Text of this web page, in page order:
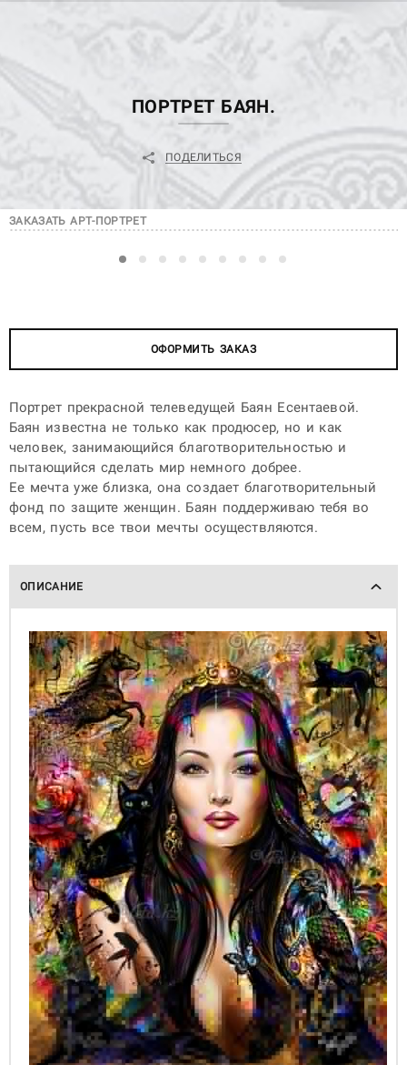
ПОРТРЕТ БАЯН.
ПОДЕЛИТЬСЯ
ЗАКАЗАТЬ АРТ-ПОРТРЕТ
ОФОРМИТЬ ЗАКАЗ
Портрет прекрасной телеведущей Баян Есентаевой.
Баян известна не только как продюсер, но и как
человек, занимающийся благотворительностью и
пытающийся сделать мир немного добрее.
Ее мечта уже близка, она создает благотворительный
фонд по защите женщин. Баян поддерживаю тебя во
всем, пусть все твои мечты осуществляются.
ОПИСАНИЕ